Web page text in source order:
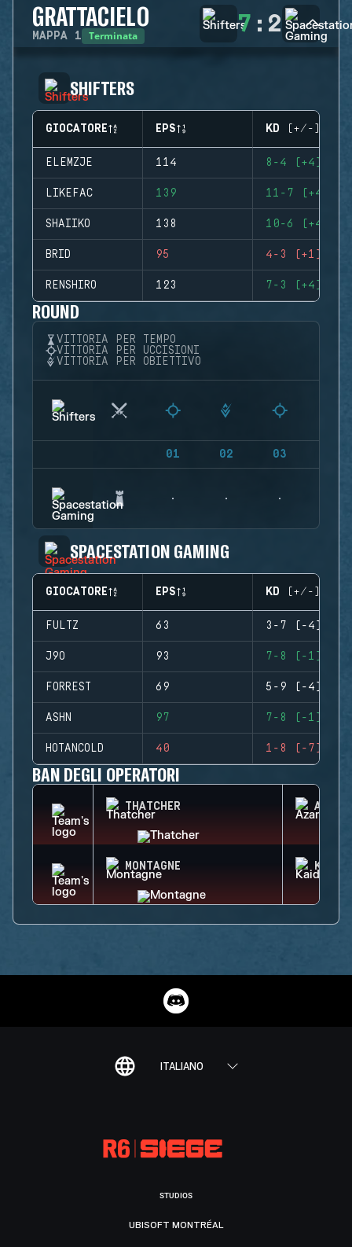
GRATTACIELO
MAPPA 1 Terminata 7 : 2
SHIFTERS
GIOCATORE EPS KD (+/-)
ELEMZJE 114 8-4 (+4)
LIKEFAC 139 11-7 (+4)
SHAIIKO 138 10-6 (+4)
BRID 95 4-3 (+1)
RENSHIRO 123 7-3 (+4)
ROUND
VITTORIA PER TEMPO
VITTORIA PER UCCISIONI
VITTORIA PER OBIETTIVO
01 02 03
SPACESTATION GAMING
GIOCATORE EPS KD (+/-)
FULTZ 63 3-7 (-4)
J9O 93 7-8 (-1)
FORREST 69 5-9 (-4)
ASHN 97 7-8 (-1)
HOTANCOLD 40 1-8 (-7)
BAN DEGLI OPERATORI
THATCHER AZAMI
MONTAGNE KAID
ITALIANO
STUDIOS
UBISOFT MONTRÉAL